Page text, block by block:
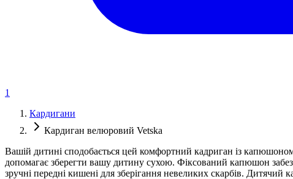
1
Кардигани
Кардиган велюровий Vetska
Вашій дитині сподобається цей комфортний кадриган із капюшоном
допомагає зберегти вашу дитину сухою. Фіксований капюшон
зручні передні кишені для зберігання невеликих скарбів.